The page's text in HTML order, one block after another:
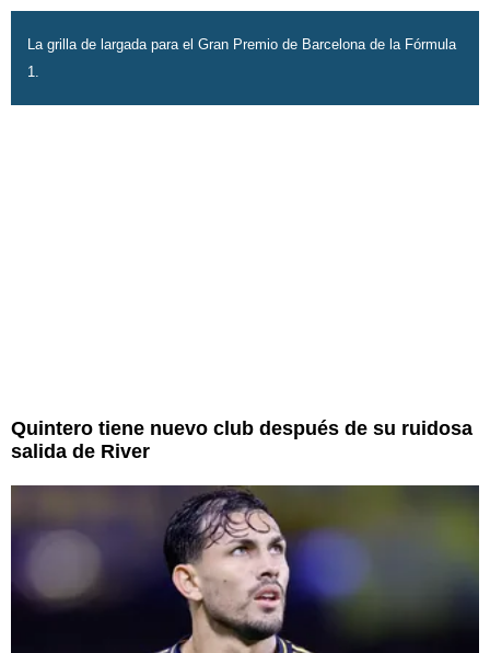
La grilla de largada para el Gran Premio de Barcelona de la Fórmula
1.
Quintero tiene nuevo club después de su ruidosa
salida de River